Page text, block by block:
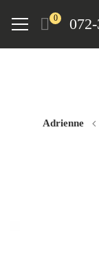
0
Menu